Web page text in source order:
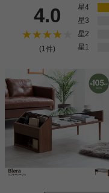
4.0
(1件)
星4
星3
星2
星1